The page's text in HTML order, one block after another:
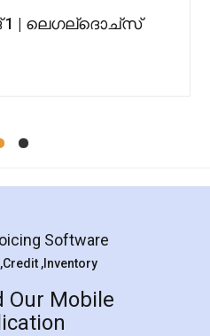
1 | ലെഗല്ദൊച്സ്
Software
,Credit ,Inventory
Our Mobile